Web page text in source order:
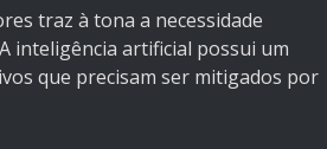
traz à tona a necessidade
inteligência artificial possui um
que precisam ser mitigados por